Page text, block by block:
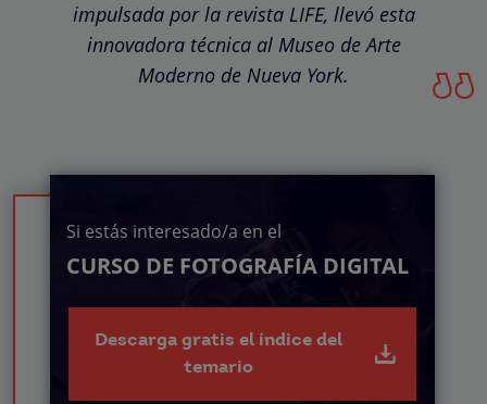
impulsada por la revista LIFE, llevó esta
innovadora técnica al Museo de Arte
Moderno de Nueva York.
Si estás interesado/a en el
CURSO DE FOTOGRAFÍA DIGITAL
Descarga gratis el índice del
temario